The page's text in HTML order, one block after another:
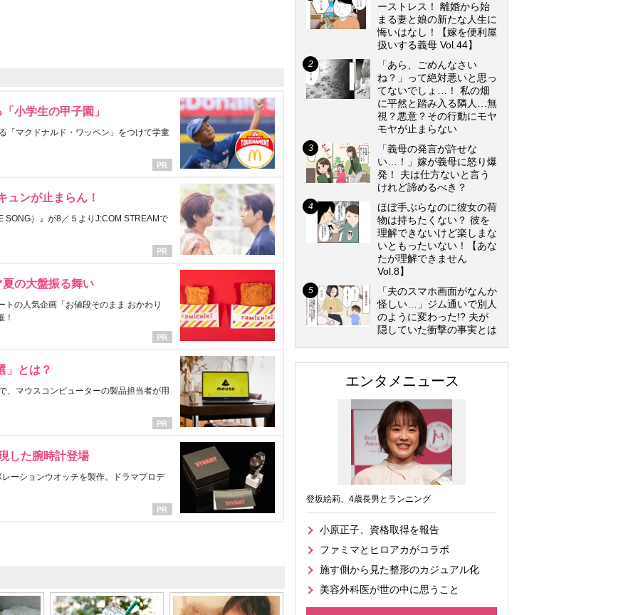
小学生の甲子園」
「マクドナルド・ワッペン」をつけて学童
ュンが止まらん！
SONG）』が8／５よりJ:COM STREAMで
の大盤振る舞い
の人気企画「お値段そのまま おかわり
！
」とは？
、マウスコンピューターの製品担当者が用
した腕時計登場
ーションウオッチを製作。ドラマプロデ
ーストレス！ 離婚から始
まる妻と娘の新たな人生に
悔いはなし！【嫁を便利屋
扱いする義母 Vol.44】
「あら、ごめんなさい
ね？」って絶対悪いと思っ
てないでしょ…！ 私の畑
に平然と踏み入る隣人…無
視？悪意？その行動にモヤ
モヤが止まらない
「義母の発言が許せな
い…！」嫁が義母に怒り爆
発！ 夫は仕方ないと言う
けれど諦めるべき？
ほぼ手ぶらなのに彼女の荷
物は持ちたくない？ 彼を
理解できないけど楽しまな
いともったいない！【あな
たが理解できません
Vol.8】
「夫のスマホ画面がなんか
怪しい…」ジム通いで別人
のように変わった!? 夫が
隠していた衝撃の事実とは
エンタメニュース
登坂絵莉、4歳長男とランニング
小原正子、資格取得を報告
ファミマとヒロアカがコラボ
施す側から見た整形のカジュアル化
美容外科医が世の中に思うこと